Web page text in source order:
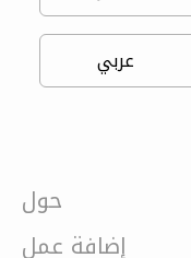
حول
إضافة عمل